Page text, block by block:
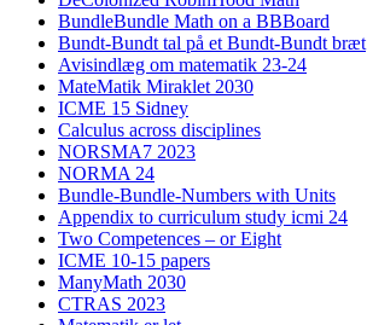
BundleBundle Math on a BBBoard
Bundt-Bundt tal på et Bundt-Bundt bræt
Avisindlæg om matematik 23-24
MateMatik Miraklet 2030
ICME 15 Sidney
Calculus across disciplines
NORSMA7 2023
NORMA 24
Bundle-Bundle-Numbers with Units
Appendix to curriculum study icmi 24
Two Competences – or Eight
ICME 10-15 papers
ManyMath 2030
CTRAS 2023